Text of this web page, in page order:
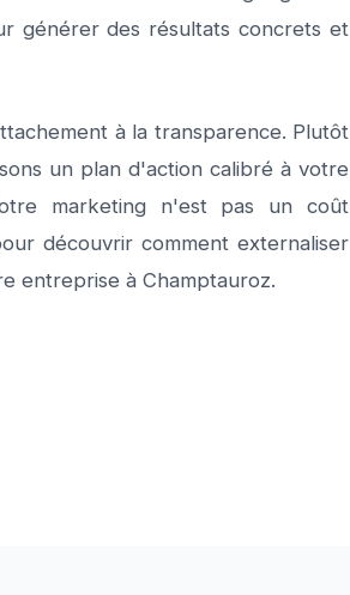
générer des résultats concrets et
à la transparence. Plutôt
un plan d'action calibré à votre
marketing n'est pas un coût
découvrir comment externaliser
entreprise à Champtauroz.